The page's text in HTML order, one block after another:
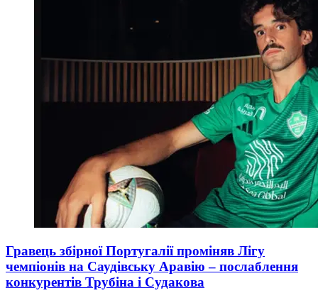
Гравець збірної Португалії проміняв Лігу
чемпіонів на Саудівську Аравію – послаблення
конкурентів Трубіна і Судакова